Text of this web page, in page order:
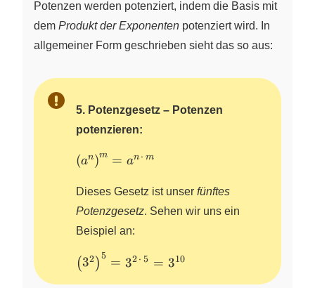
Potenzen werden potenziert, indem die Basis mit
dem Produkt der Exponenten potenziert wird. In
allgemeiner Form geschrieben sieht das so aus:
5. Potenzgesetz – Potenzen
potenzieren:
\left( a^n
= a^{n \,
\cdot \,
m}
(an)m = an ⋅ m
Dieses Gesetz ist unser fünftes
Potenzgesetz. Sehen wir uns ein
Beispiel an:
\left(
3^2
(32)5 = 32 ⋅ 5 = 310